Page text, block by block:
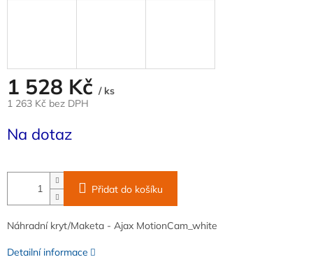
1 528 Kč / ks
1 263 Kč bez DPH
cena:
Na dotaz
Přidat do košíku
Náhradní kryt/Maketa - Ajax MotionCam_white
Detailní informace